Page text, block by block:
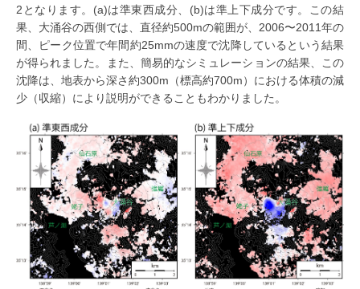
2となります。(a)は準東西成分、(b)は準上下成分です。この結
果、大涌谷の西側では、直径約500mの範囲が、2006〜2011年の
間、ピーク位置で年間約25mmの速度で沈降しているという結果
が得られました。また、簡易的なシミュレーションの結果、この
沈降は、地表から深さ約300m（標高約700m）における体積の減
少（収縮）により説明ができることもわかりました。